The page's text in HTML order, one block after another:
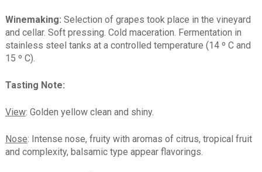
Winemaking: Selection of grapes took place in the vineyard
and cellar. Soft pressing. Cold maceration. Fermentation in
stainless steel tanks at a controlled temperature (14 º C and
15 º C).
Tasting Note:
View: Golden yellow clean and shiny.
Nose: Intense nose, fruity with aromas of citrus, tropical fruit
and complexity, balsamic type appear flavorings.